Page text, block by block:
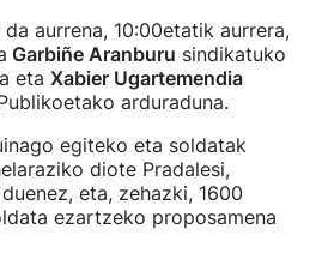
aurrena, 10:00etatik aurrera,
Garbiñe Aranburu sindikatuko
eta Xabier Ugartemendia
arduraduna.
egiteko eta soldatak
diote Pradalesi,
eta, zehazki, 1600
ezartzeko proposamena